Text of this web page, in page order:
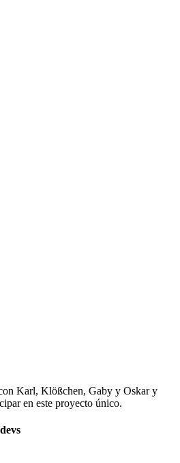
Karl, Klößchen, Gaby y Oskar y
en este proyecto único.